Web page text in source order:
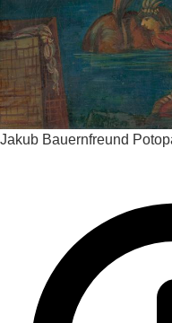
Jakub Bauernfreund